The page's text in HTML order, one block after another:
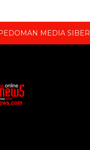
PEDOMAN MEDIA SIBER